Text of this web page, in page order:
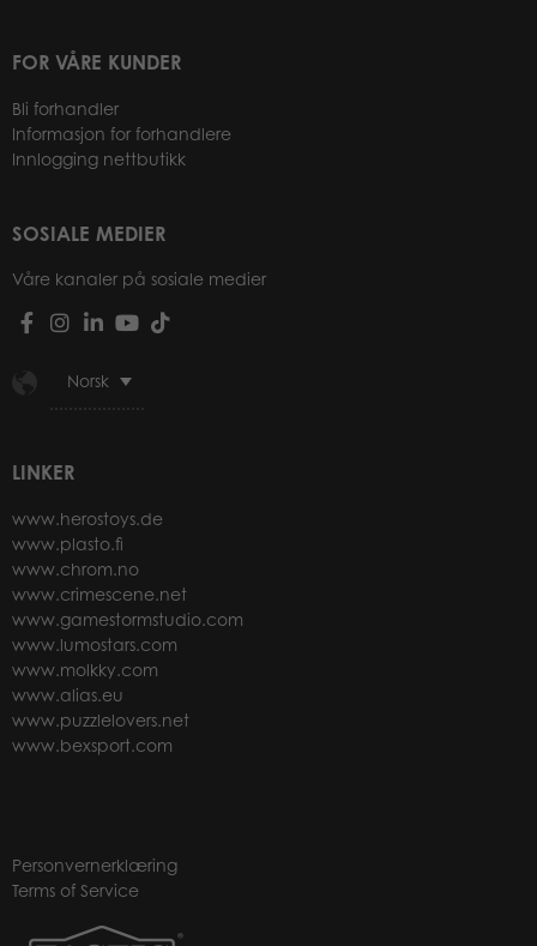
FOR VÅRE KUNDER
Bli forhandler
Informasjon for forhandlere
Innlogging nettbutikk
SOSIALE MEDIER
Våre kanaler på sosiale medier
Norsk
LINKER
www.herostoys.de
www.plasto.fi
www.chrom.no
www.crimescene.net
www.gamestormstudio.com
www.lumostars.com
www.molkky.com
www.alias.eu
www.puzzlelovers.net
www.bexsport.com
Personvernerklæring
Terms of Service